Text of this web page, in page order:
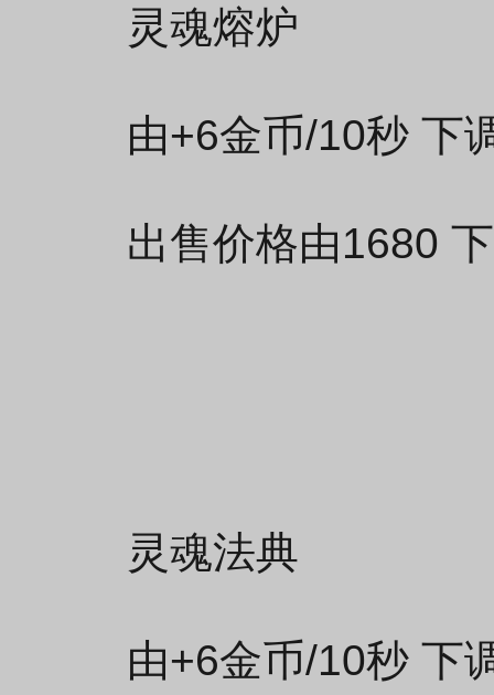
灵魂熔炉
由+6金币/10秒 下
出售价格由1680
灵魂法典
由+6金币/10秒 下